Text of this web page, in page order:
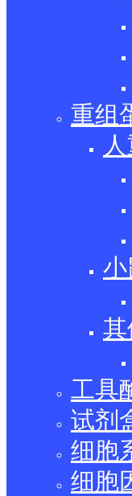
重组
小
工具
试剂
细胞
细胞